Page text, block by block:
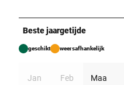
Beste jaargetijde
geschikt weersafhankelijk
Jan Feb Maa